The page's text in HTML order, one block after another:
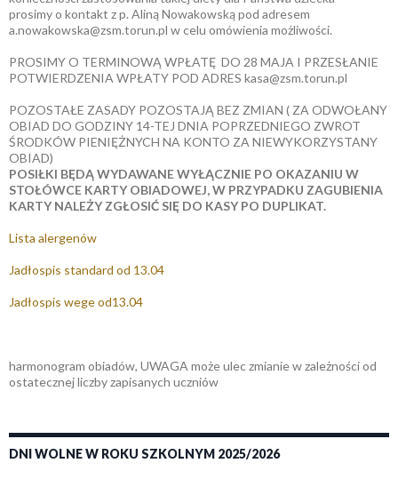
prosimy o kontakt z p. Aliną Nowakowską pod adresem
a.nowakowska@zsm.torun.pl w celu omówienia możliwości.
PROSIMY O TERMINOWĄ WPŁATĘ DO 28 MAJA I PRZESŁANIE
POTWIERDZENIA WPŁATY POD ADRES kasa@zsm.torun.pl
POZOSTAŁE ZASADY POZOSTAJĄ BEZ ZMIAN ( ZA ODWOŁANY
OBIAD DO GODZINY 14-TEJ DNIA POPRZEDNIEGO ZWROT
ŚRODKÓW PIENIĘŻNYCH NA KONTO ZA NIEWYKORZYSTANY
OBIAD)
POSIŁKI BĘDĄ WYDAWANE WYŁĄCZNIE PO OKAZANIU W
STOŁÓWCE KARTY OBIADOWEJ, W PRZYPADKU ZAGUBIENIA
KARTY NALEŻY ZGŁOSIĆ SIĘ DO KASY PO DUPLIKAT.
Lista alergenów
Jadłospis standard od 13.04
Jadłospis wege od13.04
harmonogram obiadów, UWAGA może ulec zmianie w zależności od
ostatecznej liczby zapisanych uczniów
DNI WOLNE W ROKU SZKOLNYM 2025/2026